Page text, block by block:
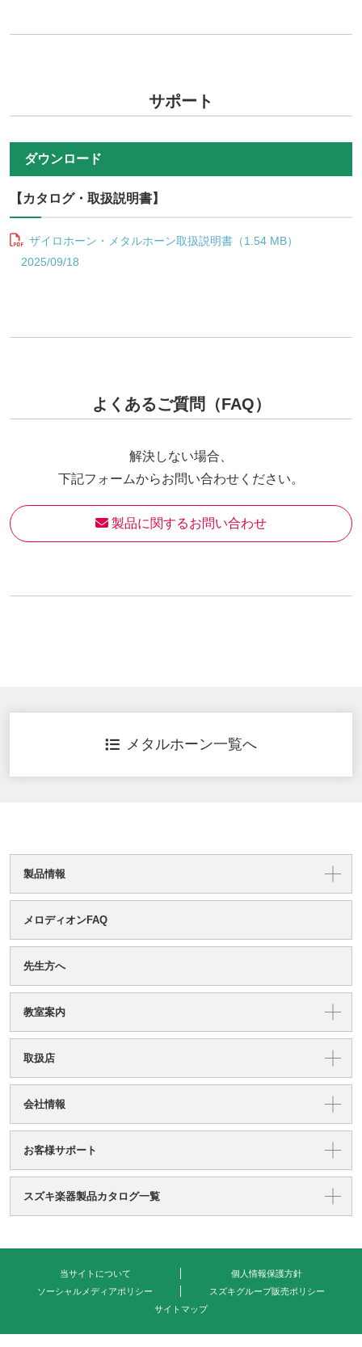
サポート
ダウンロード
【カタログ・取扱説明書】
ザイロホーン・メタルホーン取扱説明書（1.54 MB）
2025/09/18
よくあるご質問（FAQ）
解決しない場合、
下記フォームからお問い合わせください。
製品に関するお問い合わせ
メタルホーン一覧へ
製品情報
メロディオンFAQ
先生方へ
教室案内
取扱店
会社情報
お客様サポート
スズキ楽器製品カタログ一覧
当サイトについて
個人情報保護方針
ソーシャルメディアポリシー
スズキグループ販売ポリシー
サイトマップ